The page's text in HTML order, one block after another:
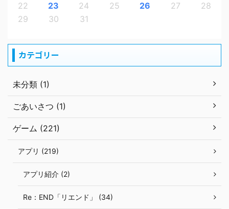
22
23 24 25 26 27
28
29
30 31
カテゴリー
未分類 (1)
ごあいさつ (1)
ゲーム (221)
アプリ (219)
アプリ紹介 (2)
Re：END「リエンド」 (34)